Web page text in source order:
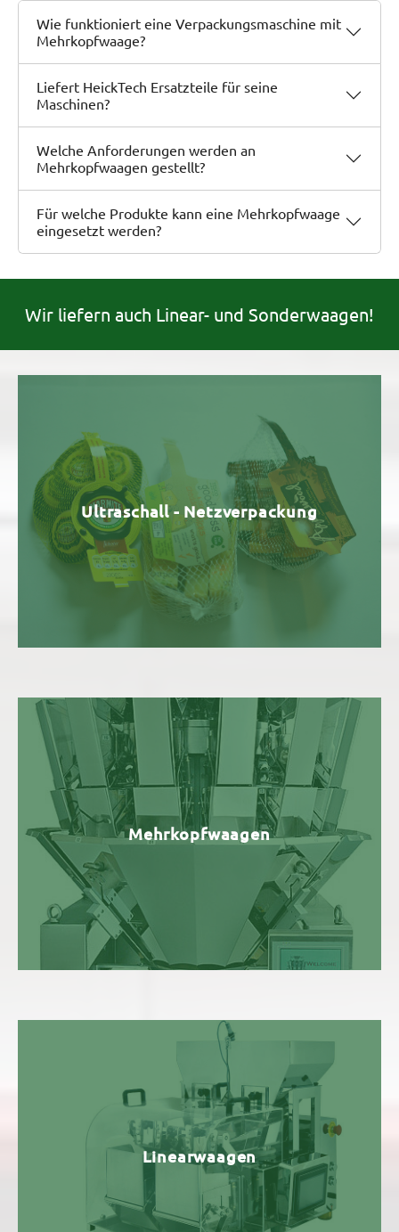
Wie funktioniert eine Verpackungsmaschine mit
Mehrkopfwaage?
Liefert HeickTech Ersatzteile für seine
Maschinen?
Welche Anforderungen werden an
Mehrkopfwaagen gestellt?
Für welche Produkte kann eine Mehrkopfwaage
eingesetzt werden?
Wir liefern auch Linear- und Sonderwaagen!
Ultraschall - Netzverpackung
Mehrkopfwaagen
Linearwaagen